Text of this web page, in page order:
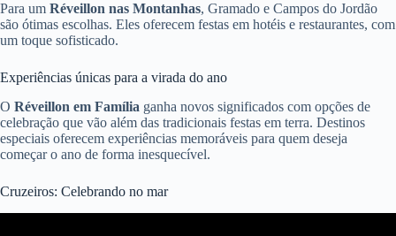
Para um Réveillon nas Montanhas, Gramado e Campos do Jordão
são ótimas escolhas. Eles oferecem festas em hotéis e restaurantes, com
um toque sofisticado.
Experiências únicas para a virada do ano
O Réveillon em Família ganha novos significados com opções de
celebração que vão além das tradicionais festas em terra. Destinos
especiais oferecem experiências memoráveis para quem deseja
começar o ano de forma inesquecível.
Cruzeiros: Celebrando no mar